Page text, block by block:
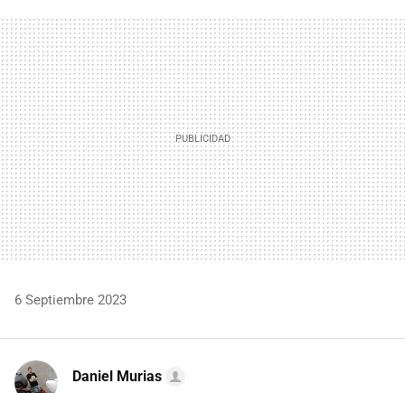
MAIL
6 Septiembre 2023
Daniel Murias